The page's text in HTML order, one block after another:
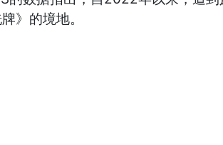
》的境地。